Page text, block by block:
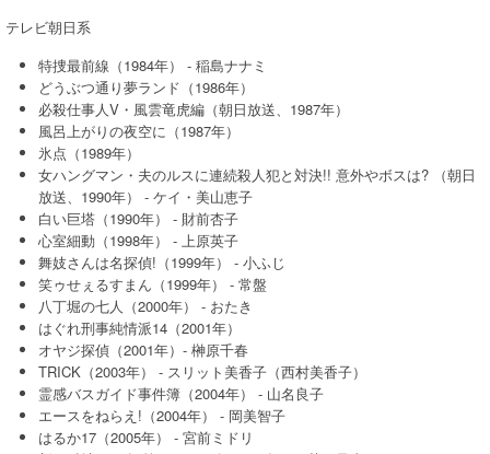
テレビ朝日系
特捜最前線（1984年） - 稲島ナナミ
どうぶつ通り夢ランド（1986年）
必殺仕事人V・風雲竜虎編（朝日放送、1987年）
風呂上がりの夜空に（1987年）
氷点（1989年）
女ハングマン・夫のルスに連続殺人犯と対決!! 意外やボスは? （朝日
放送、1990年） - ケイ・美山恵子
白い巨塔（1990年） - 財前杏子
心室細動（1998年） - 上原英子
舞妓さんは名探偵!（1999年） - 小ふじ
笑ゥせぇるすまん（1999年） - 常盤
八丁堀の七人（2000年） - おたき
はぐれ刑事純情派14（2001年）
オヤジ探偵（2001年）- 榊原千春
TRICK（2003年） - スリット美香子（西村美香子）
霊感バスガイド事件簿（2004年） - 山名良子
エースをねらえ!（2004年） - 岡美智子
はるか17（2005年） - 宮前ミドリ